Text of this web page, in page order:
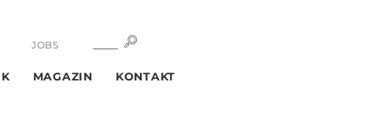
JOBS SUCHE
MAGAZIN KONTAKT